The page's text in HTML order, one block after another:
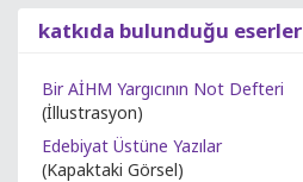
katkıda bulunduğu eserler
Bir AİHM Yargıcının Not Defteri
(İllustrasyon)
Edebiyat Üstüne Yazılar
(Kapaktaki Görsel)